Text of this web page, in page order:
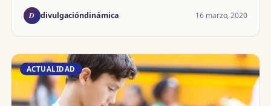
D divulgacióndinámica 16 marzo, 2020
ACTUALIDAD